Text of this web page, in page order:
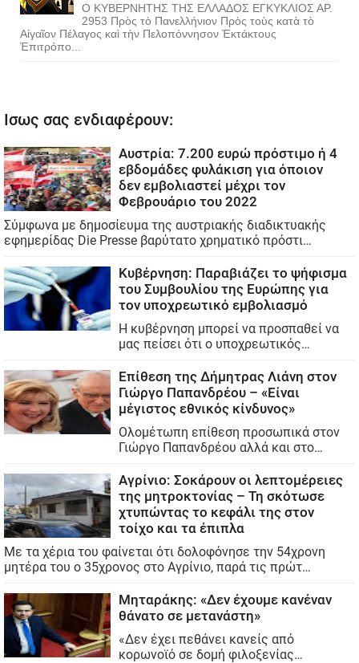
Ο ΚΥΒΕΡΝΗΤΗΣ ΤΗΣ ΕΛΛΑΔΟΣ ΕΓΚΥΚΛΙΟΣ ΑΡ.
2953 Πρὸς τὸ Πανελλήνιον Πρὸς τοὺς κατὰ τὸ
Αἰγαῖον Πέλαγος καὶ τὴν Πελοπόννησον Ἐκτάκτους
Ἐπιτρόπο...